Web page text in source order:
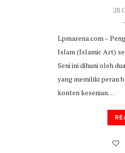
28
Lpmarena.com –
Islam (Islamic Art)
Seni ini dihuni oleh
yang memiliki peran
konten kesenian…